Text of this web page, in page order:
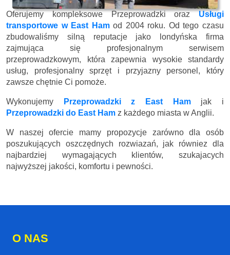
Oferujemy kompleksowe Przeprowadzki orazUsługi
transportowe w East Hamod 2004 roku. Od tego czasu
zbudowaliśmy silną reputacje jako londyńska firma
zajmująca się profesjonalnym serwisem
przeprowadzkowym, która zapewnia wysokie standardy
usług, profesjonalny sprzęt i przyjazny personel, który
zawsze chętnie Ci pomoże.
Wykonujemy Przeprowadzki z East Hamjak i
Przeprowadzki do East Ham z każdego miasta w Anglii.
W naszej ofercie mamy propozycje zarówno dla osób
poszukujących oszczędnych rozwiazań, jak równiez dla
najbardziej wymagających klientów, szukajacych
najwyższej jakości, komfortu i pewności.
O NAS